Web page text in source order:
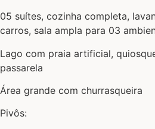
05 suítes, cozinha completa,
carros, sala ampla para 03
Lago com praia artificial,
passarela
Área grande com churrasqueira
Pivôs: